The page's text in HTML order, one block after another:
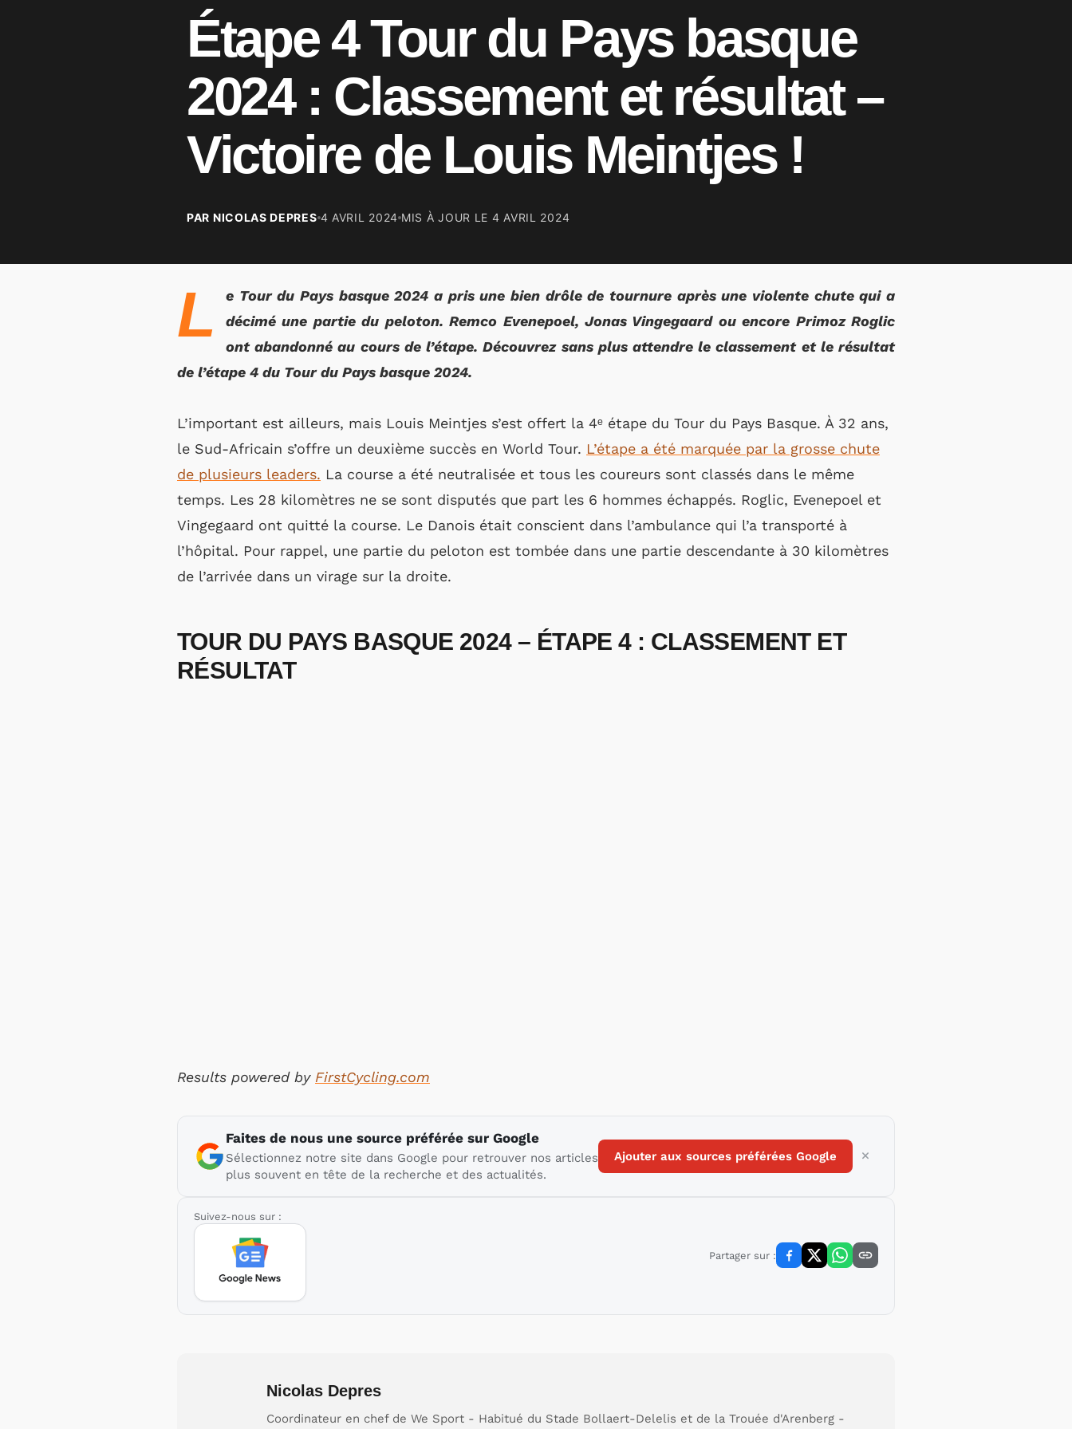
Étape 4 Tour du Pays basque
2024 : Classement et résultat –
Victoire de Louis Meintjes !
PAR NICOLAS DEPRES 4 AVRIL 2024 MIS À JOUR LE 4 AVRIL 2024
L
e Tour du Pays basque 2024 a pris une bien drôle de tournure après une violente chute qui a
décimé une partie du peloton. Remco Evenepoel, Jonas Vingegaard ou encore Primoz Roglic
ont abandonné au cours de l’étape. Découvrez sans plus attendre le classement et le résultat
de l’étape 4 du Tour du Pays basque 2024.
L’important est ailleurs, mais Louis Meintjes s’est offert la 4ᵉ étape du Tour du Pays Basque. À 32 ans,
le Sud-Africain s’offre un deuxième succès en World Tour. L’étape a été marquée par la grosse chute
de plusieurs leaders. La course a été neutralisée et tous les coureurs sont classés dans le même
temps. Les 28 kilomètres ne se sont disputés que part les 6 hommes échappés. Roglic, Evenepoel et
Vingegaard ont quitté la course. Le Danois était conscient dans l’ambulance qui l’a transporté à
l’hôpital. Pour rappel, une partie du peloton est tombée dans une partie descendante à 30 kilomètres
de l’arrivée dans un virage sur la droite.
TOUR DU PAYS BASQUE 2024 – ÉTAPE 4 : CLASSEMENT ET
RÉSULTAT
Results powered by FirstCycling.com
Faites de nous une source préférée sur Google
Sélectionnez notre site dans Google pour retrouver nos articles
plus souvent en tête de la recherche et des actualités.
Ajouter aux sources préférées Google
Suivez-nous sur :
Partager sur :
Nicolas Depres
Coordinateur en chef de We Sport - Habitué du Stade Bollaert-Delelis et de la Trouée d'Arenberg -